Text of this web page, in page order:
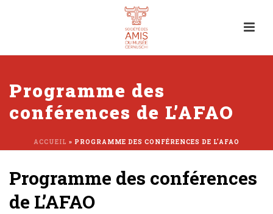
Programme des
conférences de L’AFAO
ACCUEIL » PROGRAMME DES CONFÉRENCES DE L’AFAO
Programme des conférences
de L’AFAO